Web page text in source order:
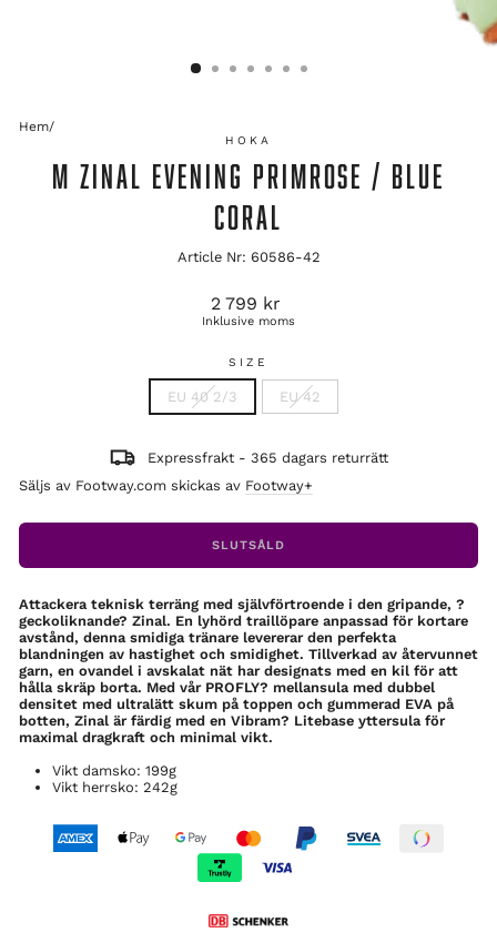
Hem/
HOKA
M ZINAL EVENING PRIMROSE / BLUE
CORAL
Article Nr: 60586-42
Ordinarie
pris
2 799 kr
Inklusive moms
SIZE
EU 40 2/3 EU 42
Expressfrakt - 365 dagars returrätt
Säljs av Footway.com skickas av Footway+
SLUTSÅLD
Attackera teknisk terräng med självförtroende i den gripande, ?
geckoliknande? Zinal. En lyhörd traillöpare anpassad för kortare
avstånd, denna smidiga tränare levererar den perfekta
blandningen av hastighet och smidighet. Tillverkad av återvunnet
garn, en ovandel i avskalat nät har designats med en kil för att
hålla skräp borta. Med vår PROFLY? mellansula med dubbel
densitet med ultralätt skum på toppen och gummerad EVA på
botten, Zinal är färdig med en Vibram? Litebase yttersula för
maximal dragkraft och minimal vikt.
Vikt damsko: 199g
Vikt herrsko: 242g